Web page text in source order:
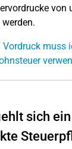
von
Vordruck muss
sich